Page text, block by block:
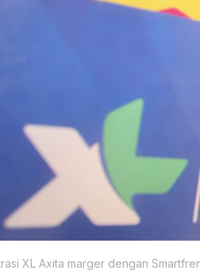
XL Axita marger dengan